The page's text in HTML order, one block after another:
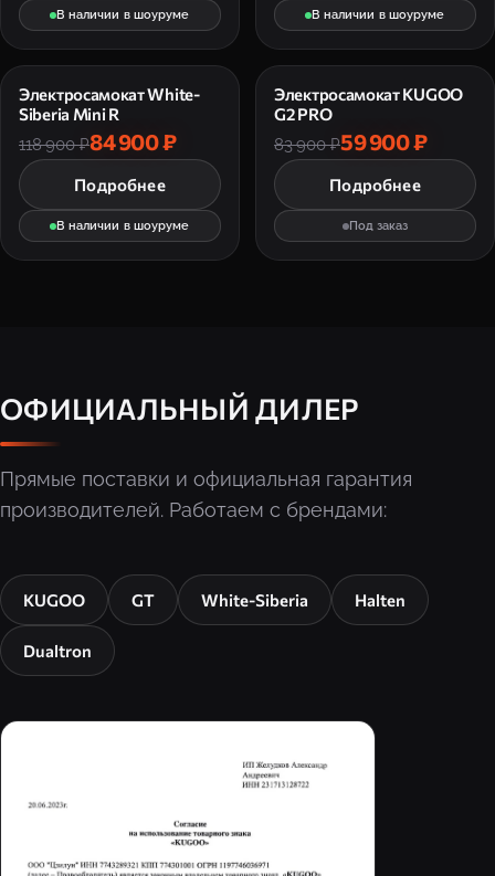
В наличии в шоуруме В наличии в шоуруме
Электросамокат White-
Siberia Mini R
118 900 ₽84 900 ₽
Подробнее
В наличии в шоуруме
Электросамокат KUGOO
G2 PRO
83 900 ₽59 900 ₽
Подробнее
Под заказ
ОФИЦИАЛЬНЫЙ ДИЛЕР
Прямые поставки и официальная гарантия
производителей. Работаем с брендами:
KUGOO GT White-Siberia Halten
Dualtron